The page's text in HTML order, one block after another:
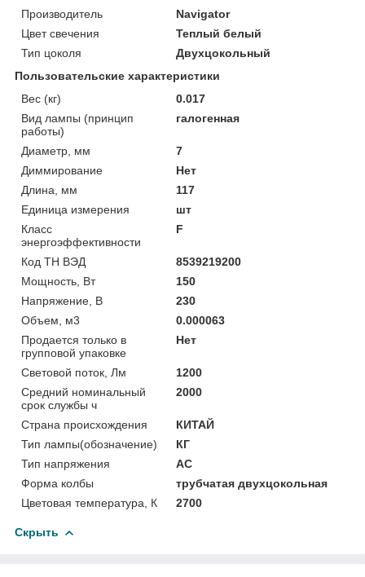
Производитель
Navigator
Цвет свечения
Теплый белый
Тип цоколя
Двухцокольный
Пользовательские характеристики
Вес (кг)
0.017
Вид лампы (принцип
работы)
галогенная
Диаметр, мм
7
Диммирование
Нет
Длина, мм
117
Единица измерения
шт
Класс
энергоэффективности
F
Код ТН ВЭД
8539219200
Мощность, Вт
150
Напряжение, В
230
Объем, м3
0.000063
Продается только в
групповой упаковке
Нет
Световой поток, Лм
1200
Средний номинальный
срок службы ч
2000
Страна происхождения
КИТАЙ
Тип лампы(обозначение)
КГ
Тип напряжения
АС
Форма колбы
трубчатая двухцокольная
Цветовая температура, К
2700
Скрыть